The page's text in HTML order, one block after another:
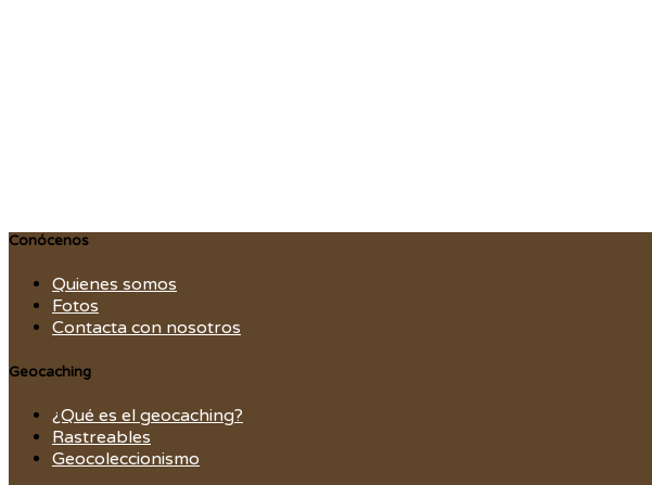
Conócenos
Quienes somos
Fotos
Contacta con nosotros
Geocaching
¿Qué es el geocaching?
Rastreables
Geocoleccionismo